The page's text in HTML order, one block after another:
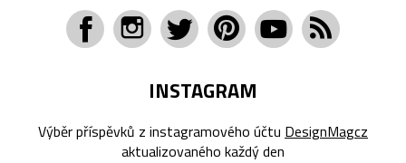
INSTAGRAM
Výběr příspěvků z instagramového účtu DesignMagcz
aktualizovaného každý den